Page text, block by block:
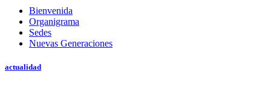
Bienvenida
Organigrama
Sedes
Nuevas Generaciones
actualidad